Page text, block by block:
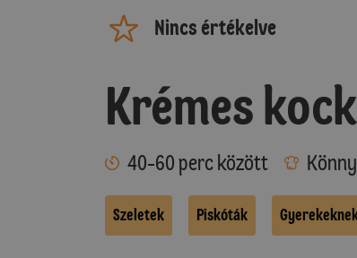
Nincs értékelve
Krémes
40-60 perc között
Szeletek Piskóták